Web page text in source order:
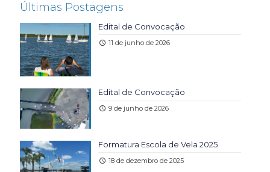
Últimas Postagens
Edital de Convocação
11 de junho de 2026
Edital de Convocação
9 de junho de 2026
Formatura Escola de Vela 2025
18 de dezembro de 2025